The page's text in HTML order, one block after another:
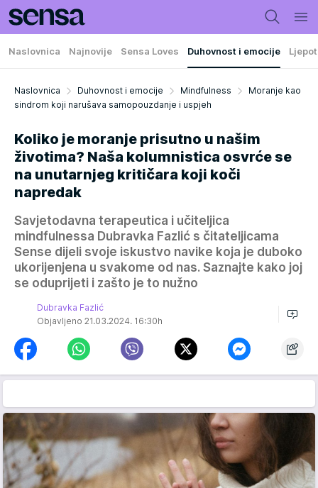
Naslovnica Najnovije Sensa Loves Duhovnost i emocije
Naslovnica Duhovnost i emocije Mindfulness
Moranje kao
sindrom koji narušava samopouzdanje i uspjeh
Koliko je moranje prisutno u našim
životima? Naša kolumnistica osvrće se
na unutarnjeg kritičara koji koči
napredak
Savjetodavna terapeutica i učiteljica
mindfulnessa Dubravka Fazlić s čitateljicama
Sense dijeli svoje iskustvo navike koja je duboko
ukorijenjena u svakome od nas. Saznajte kako joj
se oduprijeti i zašto je to nužno
Dubravka Fazlić
Objavljeno 21.03.2024. 16:30h